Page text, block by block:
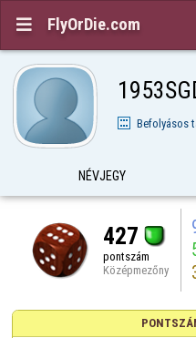
 FlyOrDie.com
Befolyásos
NÉVJEGY
427
pontszám
Középmezőny